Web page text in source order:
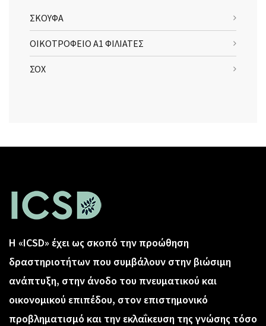
ΣΚΟΥΦΑ
ΟΙΚΟΤΡΟΦΕΙΟ Α1 ΦΙΛΙΑΤΕΣ
ΣΟΧ
Η «ICSD» έχει ως σκοπό την προώθηση
δραστηριοτήτων που συμβάλουν στην βιώσιμη
ανάπτυξη, στην άνοδο του πνευματικού και
οικονομικού επιπέδου, στον επιστημονικό
προβληματισμό και την εκλαΐκευση της γνώσης τόσο